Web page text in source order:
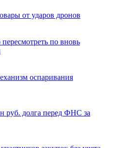
от ударов дронов
по вновь
оспаривания
руб. долга перед ФНС за